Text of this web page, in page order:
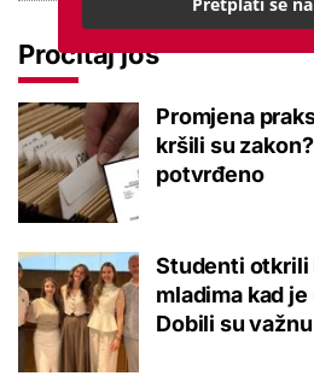
Pročitaj još
Promjena
kršili su
potvrđeno
Studenti otkrili
mladima kad
Dobili su